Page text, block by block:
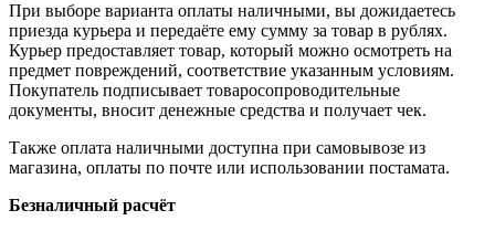
При выборе варианта оплаты наличными, вы дожидаетесь
приезда курьера и передаёте ему сумму за товар в рублях.
Курьер предоставляет товар, который можно осмотреть на
предмет повреждений, соответствие указанным условиям.
Покупатель подписывает товаросопроводительные
документы, вносит денежные средства и получает чек.
Также оплата наличными доступна при самовывозе из
магазина, оплаты по почте или использовании постамата.
Безналичный расчёт